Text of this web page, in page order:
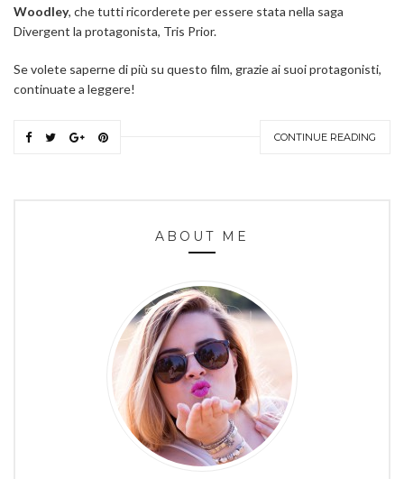
Woodley, che tutti ricorderete per essere stata nella saga
Divergent la protagonista, Tris Prior.
Se volete saperne di più su questo film, grazie ai suoi protagonisti,
continuate a leggere!
CONTINUE READING
ABOUT ME